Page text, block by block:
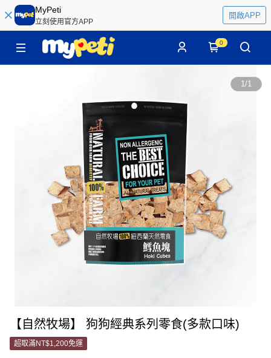
MyPeti
立刻使用官方APP
開啟APP
0
1/1
【自然牧場】 狗狗經典系列零食(多款口味)
超取滿NT$1,200免運